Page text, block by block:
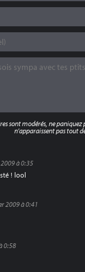
à 0:35
! lool
2009 à 0:41
0:58
sont modérés, ne paniquez
n'apparaissent pas tout